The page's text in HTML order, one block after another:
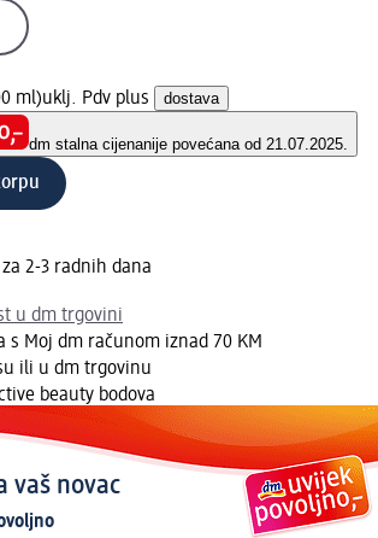
ml)uklj. Pdv plus dostava
dm stalna cijenanije povećana od 21.07.2025.
2-3 radnih dana
u dm trgovini
s Moj dm računom iznad 70 KM
ili u dm trgovinu
beauty bodova
vaš novac